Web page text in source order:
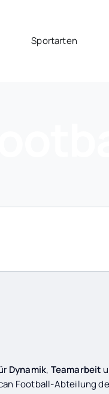
Sportarten
Dynamik, Teamarbeit
Football-Abteilung